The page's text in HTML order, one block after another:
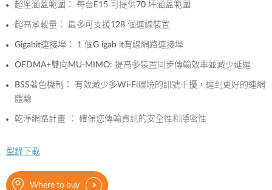
超廑涵蓋範圍： 每台E15 可提供70 坪涵蓋範圍
超高承載量： 最多可支援128 個連線裝置
Gigabit連接埠： 1 個G igab it有線網路連接埠
OFDMA+雙向MU-MIMO: 提高多裝置同步傳輸效率並減少延遲
BSS著色機制： 有效減少多Wi-Fi環境的訊號干擾，達到更好的連網
體驗
乾淨網路計畫 ： 確保您傳輸資訊的安全性和隱密性
型錄下載
Where to buy